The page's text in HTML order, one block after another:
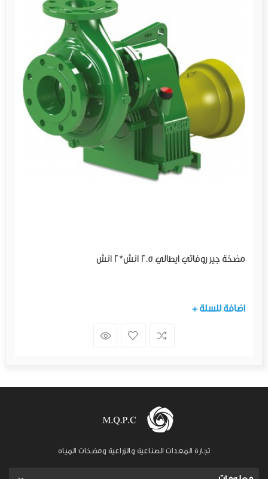
مضخة جير روفاتي ايطالي 2.5 انش*2 انش
+ اضافة للسلة
تجارة المعدات الصناعية والزراعية ومضخات المياه